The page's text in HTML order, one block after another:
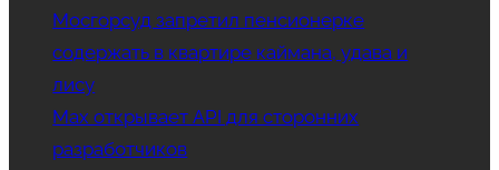
Мосгорсуд запретил пенсионерке
содержать в квартире каймана, удава и
лису
Mах открывает API для сторонних
разработчиков